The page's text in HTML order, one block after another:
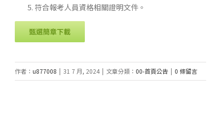
符合報考人員資格相關證明文件。
甄選簡章下載
作者： u877008 | 31 7 月, 2024 | 文章分類： 00-首頁公告 | 0 條留言